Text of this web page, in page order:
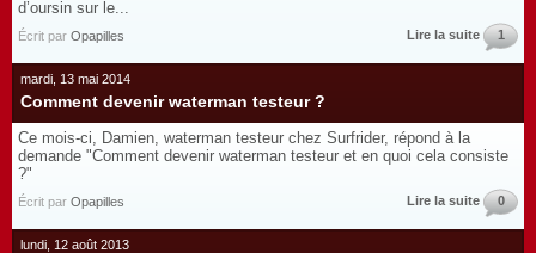
d’oursin sur le...
Écrit par Opapilles Lire la suite 1
mardi, 13 mai 2014
Comment devenir waterman testeur ?
Ce mois-ci, Damien, waterman testeur chez Surfrider, répond à la
demande "Comment devenir waterman testeur et en quoi cela consiste
?"
Écrit par Opapilles Lire la suite 0
lundi, 12 août 2013